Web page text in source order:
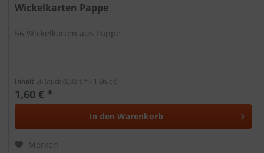
Wickelkarten Pappe
56 Wickelkarten aus Pappe
Inhalt 56 Stück (0,03 € * / 1 Stück)
1,60 € *
In den Warenkorb
Merken